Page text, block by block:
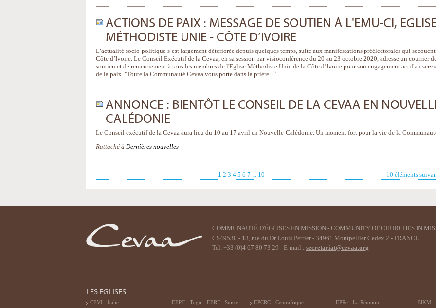
ACTIONS DE PAIX : MESSAGE DE SOUTIEN À L'EMU-CI,
MÉTHODISTE UNIE - CÔTE D’IVOIRE
L’actualité socio-politique s’est largement détériorée depuis quelques temps, suite aux manifestations préélectorales qui
Côte d’Ivoire. Le Conseil Exécutif de la Cevaa, en sa session par visioconférence du 20 au 23 octobre 2020, adresse un courrier
soutien et de remerciement à tous les membres de l'Eglise Méthodiste Unie de la Côte d’Ivoire pour son engagement actif au
de la paix. "Toute la Communauté Cevaa vous porte dans la prière..."
ANNONCE : BIENTÔT LE CONSEIL DE LA CEVAA EN
CALÉDONIE
Le Conseil exécutif de la Cevaa aura lieu du 10 au 17 avril en Nouvelle-Calédonie. Un moment fort pour la vie de la
Rattaché à Dernières nouvelles
10 éléments
1 2 3 4 5 6 7 ... 10
COMMUNAUTÉ D'ÉGLISES EN MISSION - COMMUNITY OF CHURCHES IN
CS49530 - 13, rue du Dr Louis Perrier - 34961 Montpellier Cedex 2 - FRANCE
Tel. +33 (0)4 67 80 73 29 - E-mail : secretariat@cevaa.org
LES EGLISES
CEVI - Italie
EEPT - Togo
EERF - Suisse
EPCRC - Centrafrique
EPRe - La Réunion
FJKM -